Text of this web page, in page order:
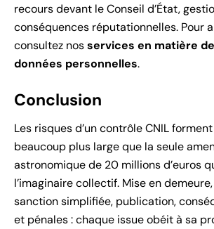
recours devant le Conseil d’État,
conséquences réputationnelles. Pour
consultez nosservices en matière
données personnelles.
Conclusion
Les risques d’un contrôle CNIL
beaucoup plus large que la seule
astronomique de 20 millions d’euros
l’imaginaire collectif. Mise en
sanction simplifiée, publication,
et pénales : chaque issue obéit à sa